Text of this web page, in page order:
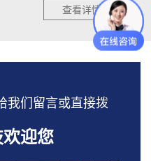
查看详情
我们留言或直接拨
迎您